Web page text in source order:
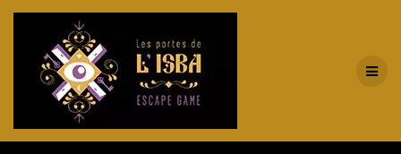
Passer
contenu